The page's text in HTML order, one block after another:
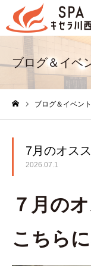
ブログ＆イベ
ブログ＆イベン
7月のオス
2026.07.1
７月の
こちら